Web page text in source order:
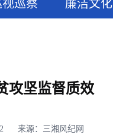
视巡察 廉洁文化
攻坚监督质效
来源：三湘风纪网